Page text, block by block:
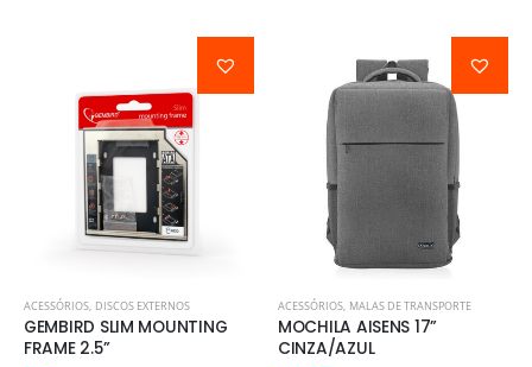
ACESSÓRIOS, DISCOS EXTERNOS
GEMBIRD SLIM MOUNTING
FRAME 2.5”
ACESSÓRIOS, MALAS DE TRANSPORTE
MOCHILA AISENS 17”
CINZA/AZUL